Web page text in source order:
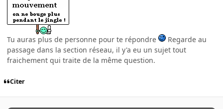
Tu auras plus de personne pour te répondre
Regarde au
passage dans la section réseau, il y'a eu un sujet tout
fraichement qui traite de la même question.
Citer